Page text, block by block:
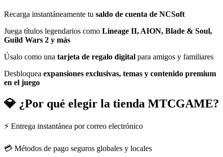
Recarga instantáneamente tu saldo de cuenta de NCSoft
Juega títulos legendarios como Lineage II, AION, Blade & Soul,
Guild Wars 2 y más
Úsalo como una tarjeta de regalo digital para amigos y familiares
Desbloquea expansiones exclusivas, temas y contenido premium
en el juego
💎 ¿Por qué elegir la tienda MTCGAME?
⚡ Entrega instantánea por correo electrónico
💳 Métodos de pago seguros globales y locales